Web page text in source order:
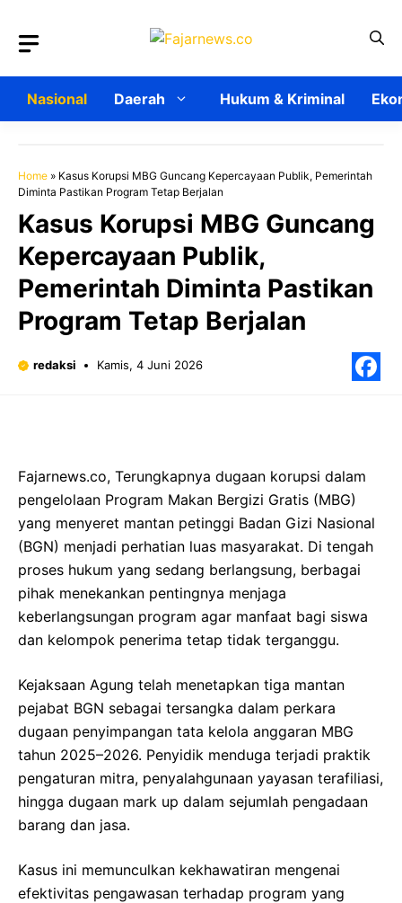
Nasional Daerah Hukum & Kriminal
Home » Kasus Korupsi MBG Guncang Kepercayaan Publik, Pemerintah
Diminta Pastikan Program Tetap Berjalan
Kasus Korupsi MBG Guncang
Kepercayaan Publik,
Pemerintah Diminta Pastikan
Program Tetap Berjalan
redaksi Kamis, 4 Juni 2026
Fajarnews.co, Terungkapnya dugaan korupsi dalam
pengelolaan Program Makan Bergizi Gratis (MBG)
yang menyeret mantan petinggi Badan Gizi Nasional
(BGN) menjadi perhatian luas masyarakat. Di tengah
proses hukum yang sedang berlangsung, berbagai
pihak menekankan pentingnya menjaga
keberlangsungan program agar manfaat bagi siswa
dan kelompok penerima tetap tidak terganggu.
Kejaksaan Agung telah menetapkan tiga mantan
pejabat BGN sebagai tersangka dalam perkara
dugaan penyimpangan tata kelola anggaran MBG
tahun 2025–2026. Penyidik menduga terjadi praktik
pengaturan mitra, penyalahgunaan yayasan terafiliasi,
hingga dugaan mark up dalam sejumlah pengadaan
barang dan jasa.
Kasus ini memunculkan kekhawatiran mengenai
efektivitas pengawasan terhadap program yang